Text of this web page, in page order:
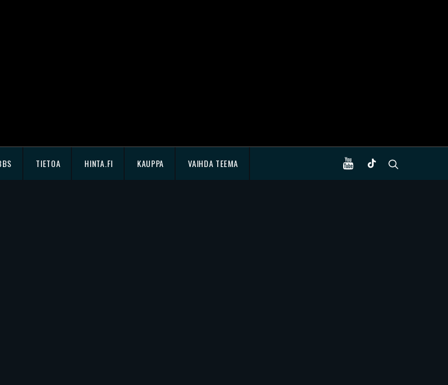
TIETOA HINTA.FI KAUPPA VAIHDA TEEMA